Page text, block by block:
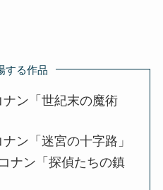
する作品
ナン「世紀末の魔術
ン「迷宮の十字路」
ナン「探偵たちの鎮